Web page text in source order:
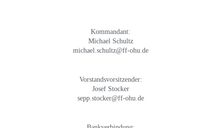
Kommandant:
Michael Schultz
michael.schultz@ff-ohu.de
Vorstandsvorsitzender:
Josef Stocker
sepp.stocker@ff-ohu.de